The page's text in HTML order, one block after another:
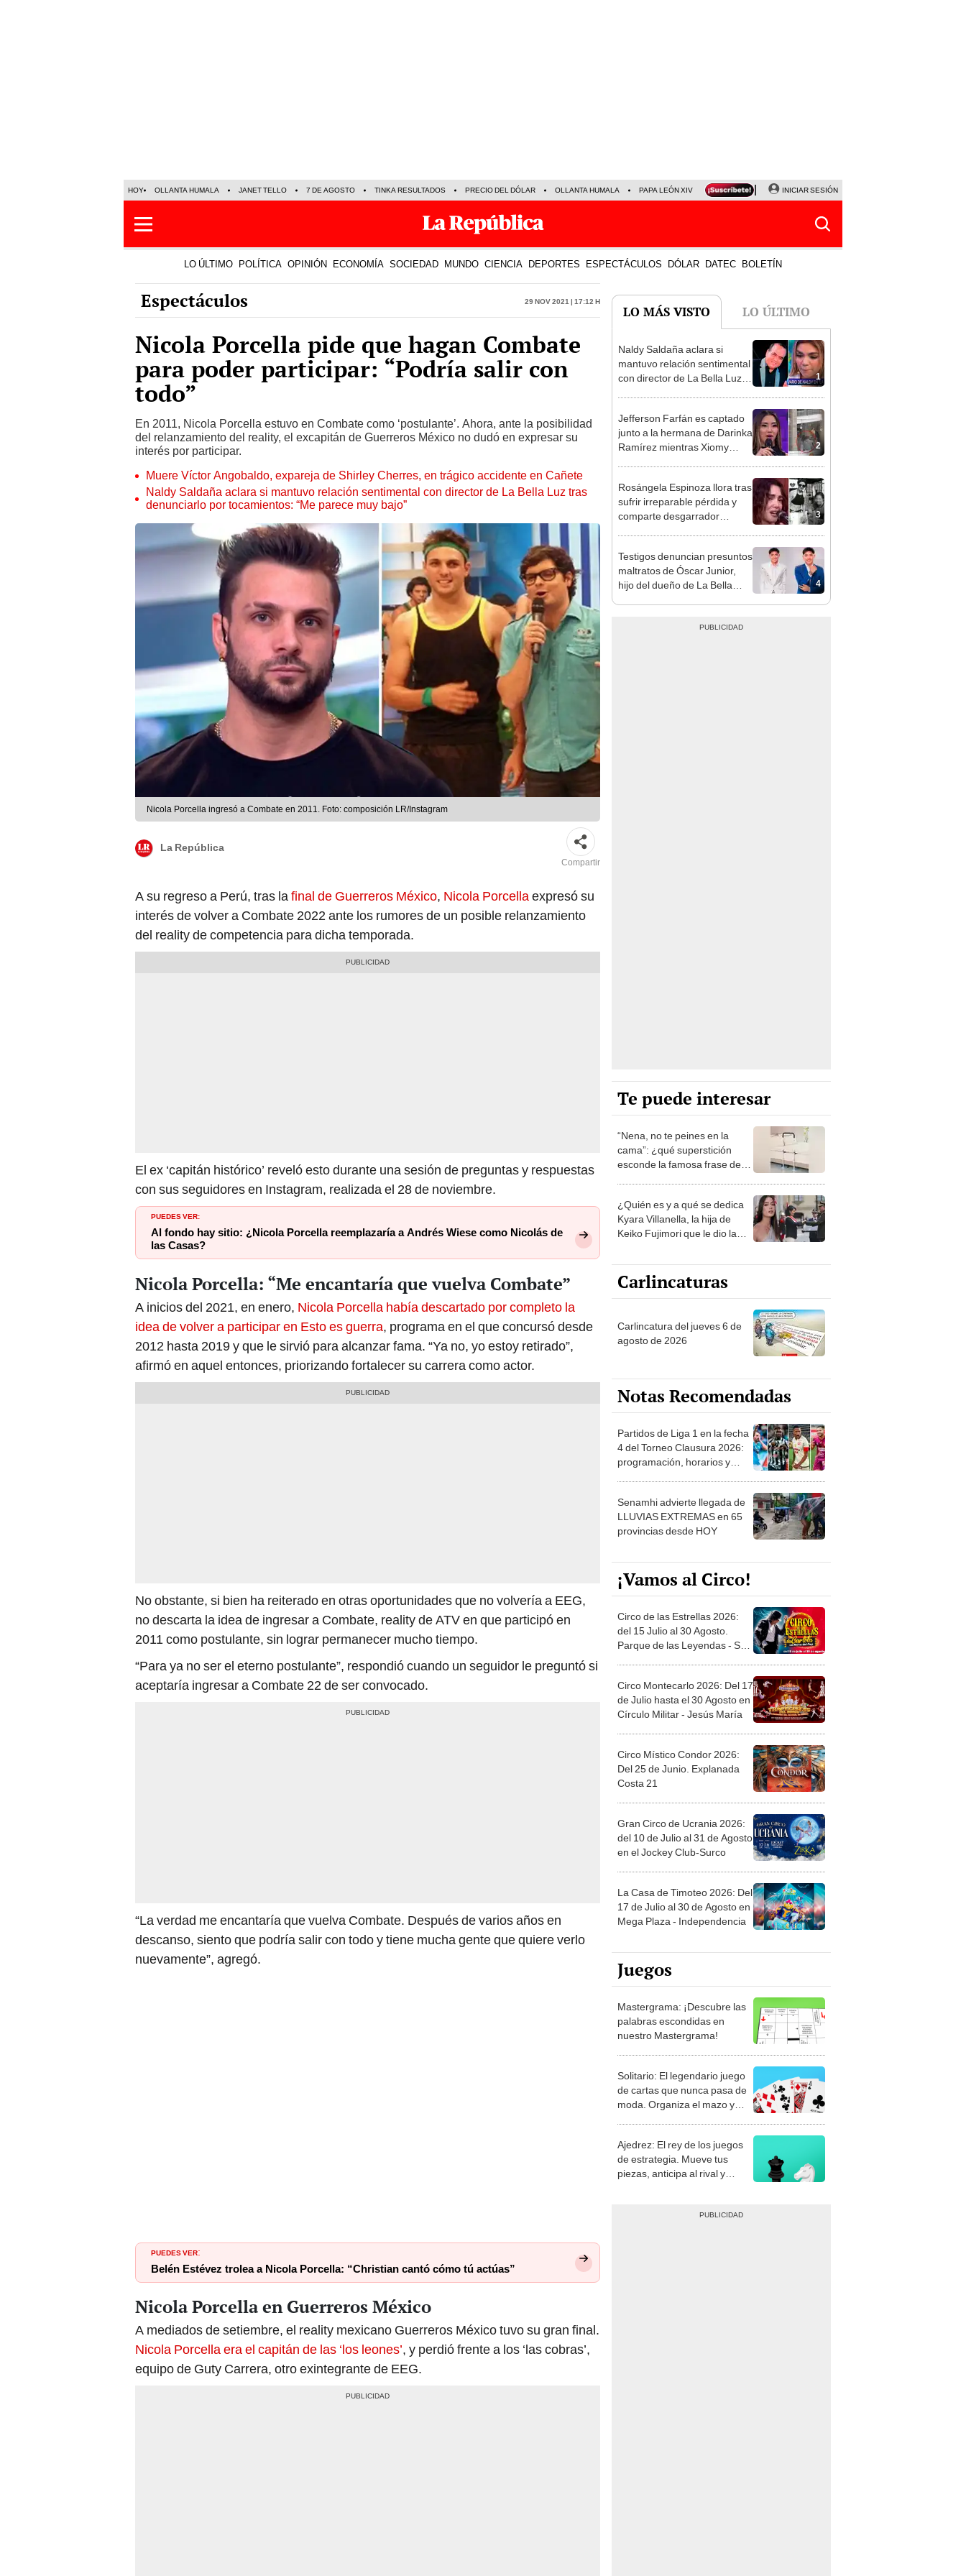
HOY OLLANTA HUMALA JANET TELLO 7 DE AGOSTO TINKA RESULTADOS PRECIO DEL DÓLAR OLLANTA HUMALA PAPA LEÓN XIV NALDY SALDAÑA LA BELLA LUZ
INICIAR SESIÓN
LO ÚLTIMO POLÍTICA OPINIÓN ECONOMÍA SOCIEDAD MUNDO CIENCIA DEPORTES ESPECTÁCULOS DÓLAR DATEC BOLETÍN
Espectáculos 29 Nov 2021 | 17:12 h
Nicola Porcella pide que hagan Combate
para poder participar: “Podría salir con
todo”
En 2011, Nicola Porcella estuvo en Combate como ‘postulante’. Ahora, ante la posibilidad
del relanzamiento del reality, el excapitán de Guerreros México no dudó en expresar su
interés por participar.
Muere Víctor Angobaldo, expareja de Shirley Cherres, en trágico accidente en Cañete
Naldy Saldaña aclara si mantuvo relación sentimental con director de La Bella Luz tras
denunciarlo por tocamientos: “Me parece muy bajo”
Nicola Porcella ingresó a Combate en 2011. Foto: composición LR/Instagram
La República
Compartir
A su regreso a Perú, tras lafinal de Guerreros México, Nicola Porcellaexpresó su
interés de volver a Combate 2022 ante los rumores de un posible relanzamiento
del reality de competencia para dicha temporada.
El ex ‘capitán histórico’ reveló esto durante una sesión de preguntas y respuestas
con sus seguidores en Instagram, realizada el 28 de noviembre.
PUEDES VER:
Al fondo hay sitio: ¿Nicola Porcella reemplazaría a Andrés Wiese como Nicolás de
las Casas?
Nicola Porcella: “Me encantaría que vuelva Combate”
A inicios del 2021, en enero, Nicola Porcella había descartado por completo la
idea de volver a participar en Esto es guerra, programa en el que concursó desde
2012 hasta 2019 y que le sirvió para alcanzar fama. “Ya no, yo estoy retirado”,
afirmó en aquel entonces, priorizando fortalecer su carrera como actor.
No obstante, si bien ha reiterado en otras oportunidades que no volvería a EEG,
no descarta la idea de ingresar a Combate, reality de ATV en que participó en
2011 como postulante, sin lograr permanecer mucho tiempo.
“Para ya no ser el eterno postulante”, respondió cuando un seguidor le preguntó si
aceptaría ingresar a Combate 22 de ser convocado.
“La verdad me encantaría que vuelva Combate. Después de varios años en
descanso, siento que podría salir con todo y tiene mucha gente que quiere verlo
nuevamente”, agregó.
PUEDES VER:
Belén Estévez trolea a Nicola Porcella: “Christian cantó cómo tú actúas”
Nicola Porcella en Guerreros México
A mediados de setiembre, el reality mexicano Guerreros México tuvo su gran final.
Nicola Porcella era el capitán de las ‘los leones’, y perdió frente a los ‘las cobras’,
equipo de Guty Carrera, otro exintegrante de EEG.
LO MÁS VISTO LO ÚLTIMO
1
Naldy Saldaña aclara si
mantuvo relación sentimental
con director de La Bella Luz
bajo”
2
Jefferson Farfán es captado
junto a la hermana de Darinka
Ramírez mientras Xiomy
3
Rosángela Espinoza llora tras
sufrir irreparable pérdida y
comparte desgarrador
4
Testigos denuncian presuntos
maltratos de Óscar Junior,
hijo del dueño de La Bella
Te puede interesar
“Nena, no te peines en la
cama”: ¿qué superstición
esconde la famosa frase de
¿Quién es y a qué se dedica
Kyara Villanella, la hija de
Keiko Fujimori que le dio la
Carlincaturas
Carlincatura del jueves 6 de
agosto de 2026
Notas Recomendadas
Partidos de Liga 1 en la fecha
4 del Torneo Clausura 2026:
programación, horarios y
Senamhi advierte llegada de
LLUVIAS EXTREMAS en 65
provincias desde HOY
¡Vamos al Circo!
Circo de las Estrellas 2026:
del 15 Julio al 30 Agosto.
Parque de las Leyendas - San
Circo Montecarlo 2026: Del 17
de Julio hasta el 30 Agosto en
Círculo Militar - Jesús María
Circo Místico Condor 2026:
Del 25 de Junio. Explanada
Costa 21
Gran Circo de Ucrania 2026:
del 10 de Julio al 31 de Agosto
en el Jockey Club-Surco
La Casa de Timoteo 2026: Del
17 de Julio al 30 de Agosto en
Mega Plaza - Independencia
Juegos
Mastergrama: ¡Descubre las
palabras escondidas en
nuestro Mastergrama!
Solitario: El legendario juego
de cartas que nunca pasa de
moda. Organiza el mazo y
Ajedrez: El rey de los juegos
de estrategia. Mueve tus
piezas, anticipa al rival y